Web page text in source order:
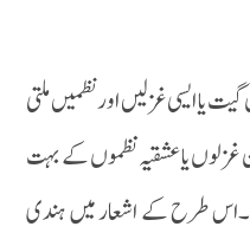
یا ایسی غزلیں اور نظمیں ملتی
یا عشقیہ نظموں کے بہت
ہے ۔اس طرح کے اشعار میں ہندی